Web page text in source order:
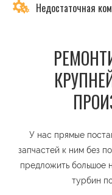
Недостаточная
У нас прямые
запчастей к ним без
предложить большое
турбин